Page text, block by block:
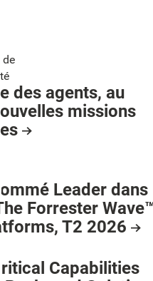
de
des agents, au
missions
Leader dans
Forrester
T2 2026
Capabilities